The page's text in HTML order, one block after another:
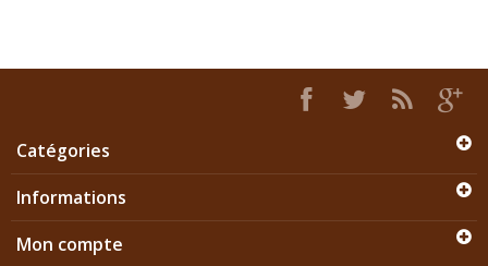
Catégories
Informations
Mon compte